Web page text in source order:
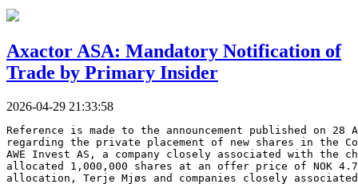
Axactor ASA: Mandatory Notification of
Trade by Primary Insider
2026-04-29 21:33:58
Reference is made to the announcement published on 28
regarding the private placement of new shares in the
AWE Invest AS, a company closely associated with the
allocated 1,000,000 shares at an offer price of NOK
allocation, Terje Mjøs and companies closely